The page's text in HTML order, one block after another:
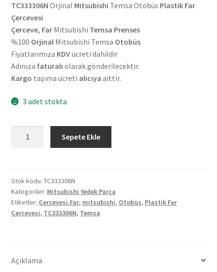
TC333306N Orjinal Mitsubishi Temsa Otobüs Plastik Far
Çercevesi
Çerceve, FarMitsubishi Temsa Prenses
%100 OrjinalMitsubishi Temsa Otobüs
Fiyatlarımıza KDVücreti dahildir
Adınıza faturalı olarak gönderilecektir.
Kargo taşıma ücreti alıcıya aittir.
3 adet stokta
Plastik
Far
Çercevesi
TC333306N
Sepete Ekle
Stok kodu: TC333306N
Kategoriler: Mitsubishi Yedek Parça
Etiketler: Çercevesi.Far, mitsubishi, Otobüs, Plastik Far
Çercevesi, TC333306N, Temsa
Açıklama